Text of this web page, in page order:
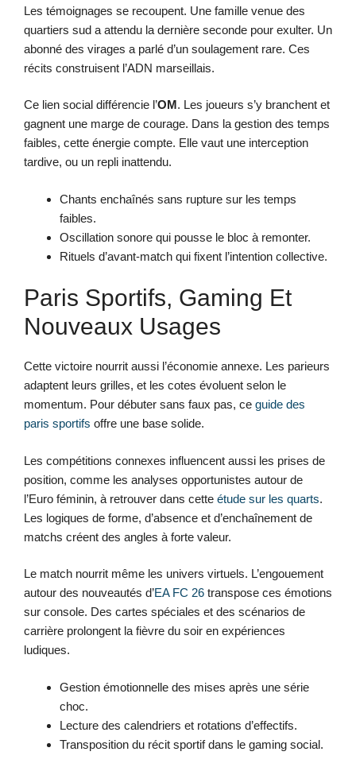
Les témoignages se recoupent. Une famille venue des
quartiers sud a attendu la dernière seconde pour exulter. Un
abonné des virages a parlé d’un soulagement rare. Ces
récits construisent l’ADN marseillais.
Ce lien social différencie l’OM. Les joueurs s’y branchent et
gagnent une marge de courage. Dans la gestion des temps
faibles, cette énergie compte. Elle vaut une interception
tardive, ou un repli inattendu.
Chants enchaînés sans rupture sur les temps
faibles.
Oscillation sonore qui pousse le bloc à remonter.
Rituels d’avant-match qui fixent l’intention collective.
Paris Sportifs, Gaming Et
Nouveaux Usages
Cette victoire nourrit aussi l’économie annexe. Les parieurs
adaptent leurs grilles, et les cotes évoluent selon le
momentum. Pour débuter sans faux pas, ce guide des
paris sportifs offre une base solide.
Les compétitions connexes influencent aussi les prises de
position, comme les analyses opportunistes autour de
l’Euro féminin, à retrouver dans cette étude sur les quarts.
Les logiques de forme, d’absence et d’enchaînement de
matchs créent des angles à forte valeur.
Le match nourrit même les univers virtuels. L’engouement
autour des nouveautés d’EA FC 26 transpose ces émotions
sur console. Des cartes spéciales et des scénarios de
carrière prolongent la fièvre du soir en expériences
ludiques.
Gestion émotionnelle des mises après une série
choc.
Lecture des calendriers et rotations d’effectifs.
Transposition du récit sportif dans le gaming social.